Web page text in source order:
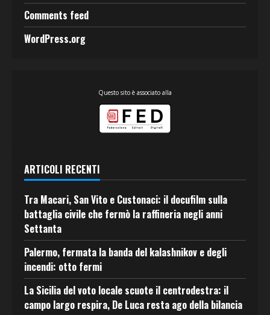
Comments feed
WordPress.org
Questo sito è associato alla
ARTICOLI RECENTI
Tra Macari, San Vito e Custonaci: il docufilm sulla
battaglia civile che fermò la raffineria negli anni
Settanta
Palermo, fermata la banda del kalashnikov e degli
incendi: otto fermi
La Sicilia del voto locale scuote il centrodestra: il
campo largo respira, De Luca resta ago della bilancia